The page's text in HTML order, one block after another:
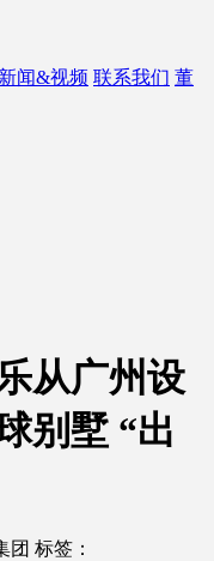
新闻&视频 联系我们 董
从广州设
别墅 “出
团 标签：